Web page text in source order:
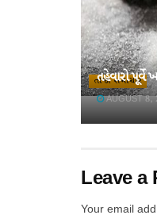
તાજા સમાચાર
તહેવારો
AUGUST 8,
Leave a
Your email